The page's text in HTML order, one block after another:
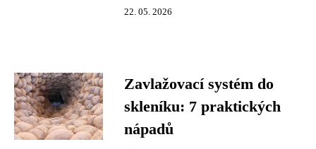
22. 05. 2026
Zavlažovací systém do
skleníku: 7 praktických
nápadů